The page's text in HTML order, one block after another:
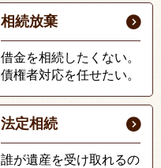
相続放棄
借金を相続したくない。
債権者対応を任せたい。
法定相続
誰が遺産を受け取れるの